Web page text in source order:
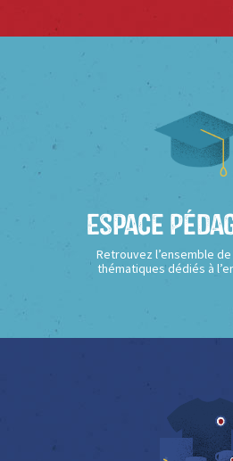
Espace
Retrouvez l’ensemble
thématiques dédiés à